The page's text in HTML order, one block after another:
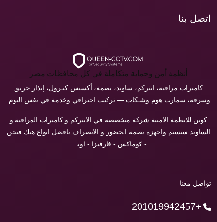
اتصل بنا
أنظمة أمن وحماية متكاملة في كل محافظات مصر
كاميرات مراقبة، انتركم، ساوند، بصمة، أكسيس كنترول، إنذار حريق
وسرقة، سمارت هوم وشبكات — تركيب احترافي وخدمة في نفس اليوم.
كوين للانظمة الامنية شركة متخصصة في الانتركم و كاميرات المراقبة و
الساوند سيستم واجهزة بصمة الحضور و الانصراف بافضل انواع هيك فيجن
- كوماكس - فارفيزا - اوتا...
تواصل معنا
+201019942457